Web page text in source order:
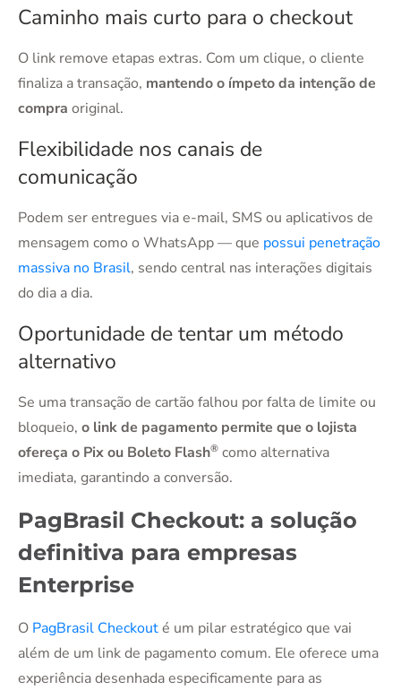
Caminho mais curto para o checkout
O link remove etapas extras. Com um clique, o cliente
finaliza a transação, mantendo o ímpeto da intenção de
compra original.
Flexibilidade nos canais de
comunicação
Podem ser entregues via e-mail, SMS ou aplicativos de
mensagem como o WhatsApp — que possui penetração
massiva no Brasil, sendo central nas interações digitais
do dia a dia.
Oportunidade de tentar um método
alternativo
Se uma transação de cartão falhou por falta de limite ou
bloqueio, o link de pagamento permite que o lojista
ofereça o Pix ou Boleto Flash® como alternativa
imediata, garantindo a conversão.
PagBrasil Checkout: a solução
definitiva para empresas
Enterprise
O PagBrasil Checkouté um pilar estratégico que vai
além de um link de pagamento comum. Ele oferece uma
experiência desenhada especificamente para as